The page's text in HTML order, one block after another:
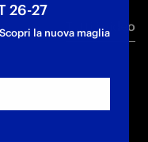
Tutti i video
26-27
la nuova maglia